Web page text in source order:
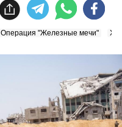
Операция "Железные мечи"